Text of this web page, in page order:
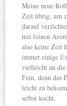
Meine neue
Zeit übrig, um
darauf
mit feinen
also keine Zeit
immer einige
vielleicht an
Fein, denn das
leicht zu
selbst kocht.